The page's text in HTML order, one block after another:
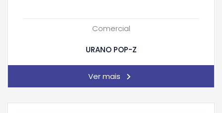
Comercial
URANO POP-Z
Ver mais